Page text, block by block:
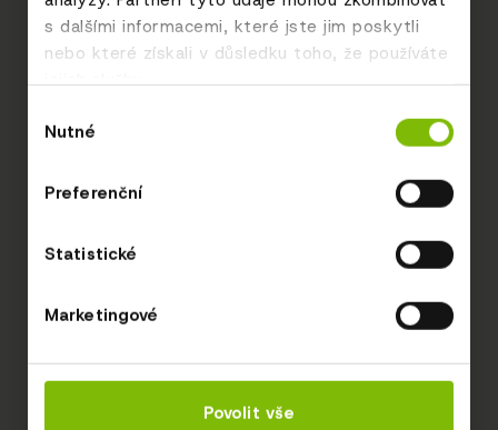
s dalšími informacemi, které jste jim poskytli
nebo které získali v důsledku toho, že používáte
jejich služby.
souhlasu
Nutné
Preferenční
Statistické
Marketingové
Povolit vše